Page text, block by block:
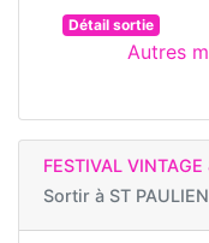
Détail sortie
Autres
FESTIVAL
Sortir à ST